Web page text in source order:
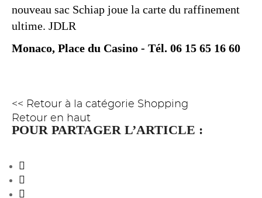
nouveau sac Schiap joue la carte du raffinement
ultime. JDLR
Monaco, Place du Casino - Tél. 06 15 65 16 60
<< Retour à la catégorie Shopping
Retour en haut
POUR PARTAGER L’ARTICLE :